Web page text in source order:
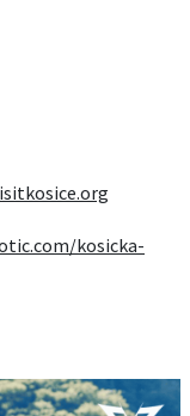
kosicka-